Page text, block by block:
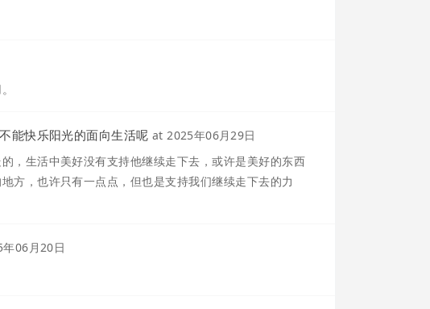
能快乐阳光的面向生活呢 at2025年06月29日
，生活中美好没有支持他继续走下去，或许是美好的东西
方，也许只有一点点，但也是支持我们继续走下去的力
06月20日